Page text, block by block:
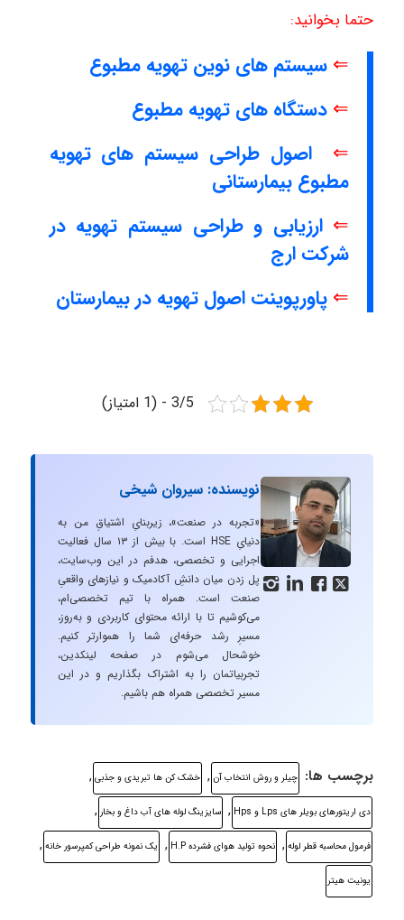
حتما بخوانید:
⇐ سیستم های نوین تهویه مطبوع
⇐ دستگاه های تهویه مطبوع
⇐
اصول طراحی سیستم های تهویه
مطبوع بیمارستانی
⇐ ارزیابی و طراحی سیستم تهویه در
شرکت ارج
⇐ پاورپوینت اصول تهویه در بیمارستان
3/5 - (1 امتیاز)
   
نویسنده: سیروان شیخی
«تجربه در صنعت»، زیربنایِ اشتیاقِ من به
دنیایِ HSE است. با بیش از ۱۳ سال فعالیت
اجرایی و تخصصی، هدفم در این وب‌سایت،
پل زدن میان دانشِ آکادمیک و نیازهای واقعیِ
صنعت است. همراه با تیم تخصصی‌ام،
می‌کوشیم تا با ارائه محتوای کاربردی و به‌روز،
مسیرِ رشد حرفه‌ای شما را هموارتر کنیم.
خوشحال می‌شوم در صفحه لینکدین،
تجربیاتمان را به اشتراک بگذاریم و در این
مسیر تخصصی همراه هم باشیم.
برچسب ها: چیلر و روش انتخاب آن , خشک کن ها تبریدی و جذبی ,
دی اریتورهای بویلر های Lps و Hps , سایزینگ لوله های آب داغ و بخار ,
فرمول محاسبه قطر لوله , نحوه تولید هوای فشرده H.P , یک نمونه طراحی کمپرسور خانه ,
یونیت هیتر